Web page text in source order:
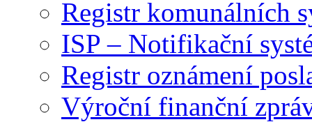
Registr komunálních
ISP – Notifikační
Registr oznámení
Výroční finanční